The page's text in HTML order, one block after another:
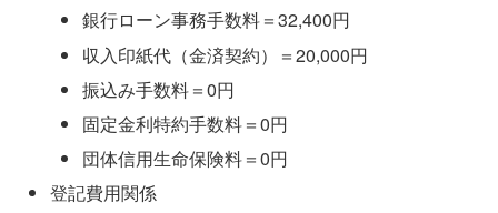
銀行ローン事務手数料＝32,400円
収入印紙代（金済契約）＝20,000円
振込み手数料＝0円
固定金利特約手数料＝0円
団体信用生命保険料＝0円
登記費用関係